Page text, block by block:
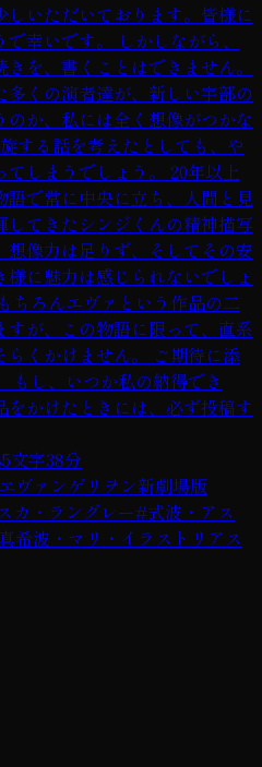
いただいております。皆様に
しかしながら、
を、書くことはできません。
くの演者達が、新しい宇部の
か、私には全く想像がつかな
する話を考えたとしても、や
うでしょう。 20年以上
で常に中央に立ち、人間と見
てきたシンジくんの精神描写
像力は足りず、そしてその安
に魅力は感じられないでしょ
が、この物語に限って、直系
ません。 ご期待に添
かけたときには、必ず投稿す
文字38分
ヱヴァンゲリヲン新劇場版
カ・ラングレー#式波・アス
真希波・マリ・イラストリアス